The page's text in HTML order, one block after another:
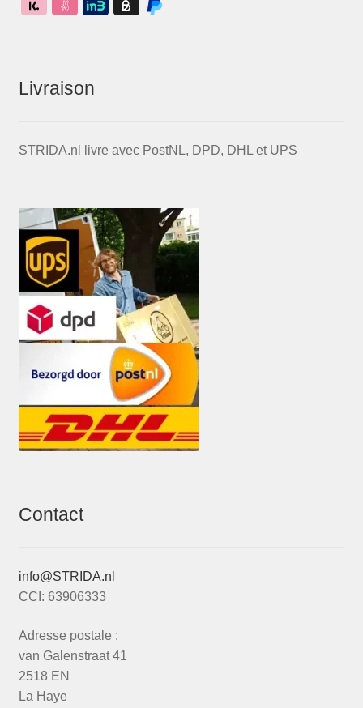
Livraison
STRIDA.nl livre avec PostNL, DPD, DHL et UPS
Contact
info@STRIDA.nl
CCI: 63906333
Adresse postale :
van Galenstraat 41
2518 EN
La Haye